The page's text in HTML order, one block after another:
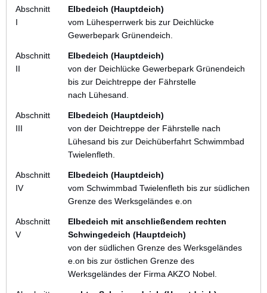
Abschnitt
I
EIbedeich (Hauptdeich)
vom Lühesperrwerk bis zur Deichlücke
Gewerbepark Grünendeich.
Abschnitt
II
EIbedeich (Hauptdeich)
von der Deichlücke Gewerbepark Grünendeich
bis zur Deichtreppe der Fährstelle
nach Lühesand.
Abschnitt
III
EIbedeich (Hauptdeich)
von der Deichtreppe der Fährstelle nach
Lühesand bis zur Deichüberfahrt Schwimmbad
Twielenfleth.
Abschnitt
IV
EIbedeich (Hauptdeich)
vom Schwimmbad Twielenfleth bis zur südlichen
Grenze des Werksgeländes e.on
Abschnitt
V
EIbedeich mit anschließendem rechten
Schwingedeich (Hauptdeich)
von der südlichen Grenze des Werksgeländes
e.on bis zur östlichen Grenze des
Werksgeländes der Firma AKZO Nobel.